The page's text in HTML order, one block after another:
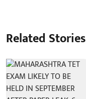
Related Stories